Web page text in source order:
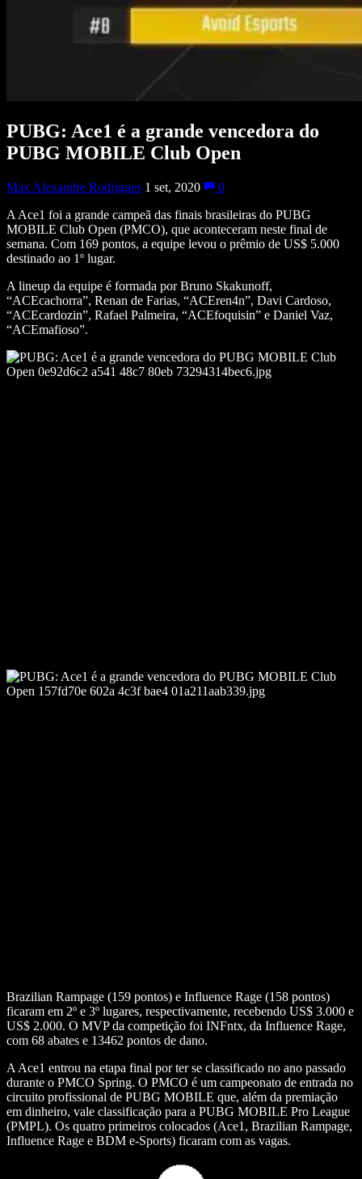
PUBG: Ace1 é a grande vencedora do
PUBG MOBILE Club Open
Max Alexandre Rodrigues 1 set, 2020
0
A Ace1 foi a grande campeã das finais brasileiras do PUBG
MOBILE Club Open (PMCO), que aconteceram neste final de
semana. Com 169 pontos, a equipe levou o prêmio de US$ 5.000
destinado ao 1º lugar.
A lineup da equipe é formada por Bruno Skakunoff,
“ACEcachorra”, Renan de Farias, “ACEren4n”, Davi Cardoso,
“ACEcardozin”, Rafael Palmeira, “ACEfoquisin” e Daniel Vaz,
“ACEmafioso”.
Brazilian Rampage (159 pontos) e Influence Rage (158 pontos)
ficaram em 2º e 3º lugares, respectivamente, recebendo US$ 3.000 e
US$ 2.000. O MVP da competição foi INFntx, da Influence Rage,
com 68 abates e 13462 pontos de dano.
A Ace1 entrou na etapa final por ter se classificado no ano passado
durante o PMCO Spring. O PMCO é um campeonato de entrada no
circuito profissional de PUBG MOBILE que, além da premiação
em dinheiro, vale classificação para a PUBG MOBILE Pro League
(PMPL). Os quatro primeiros colocados (Ace1, Brazilian Rampage,
Influence Rage e BDM e-Sports) ficaram com as vagas.